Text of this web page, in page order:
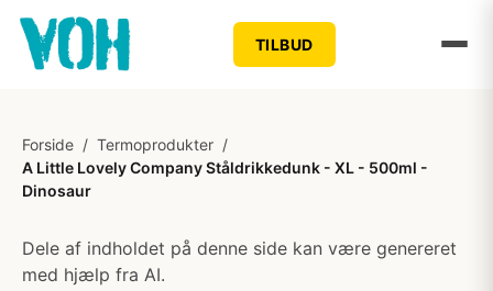
TILBUD
Forside / Termoprodukter /
A Little Lovely Company Ståldrikkedunk - XL - 500ml -
Dinosaur
Dele af indholdet på denne side kan være genereret
med hjælp fra AI.